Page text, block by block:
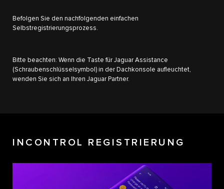
Befolgen Sie den nachfolgenden einfachen
Selbstregistrierungsprozess.
Bitte beachten: Wenn die Taste für Jaguar Assistance
(Schraubenschlüsselsymbol) in der Dachkonsole aufleuchtet,
wenden Sie sich an Ihren Jaguar Partner.
INCONTROL REGISTRIERUNG